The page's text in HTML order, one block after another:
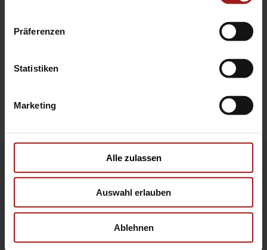
Präferenzen
Statistiken
Marketing
Alle zulassen
Auswahl erlauben
Ablehnen
Garantie
Die Produktbeschreibungen und Abbildungen enthalten
teilweise auch Sonderausstattungen, die nicht zum
entspricht dem Stand bei Veröffentlichung. Wir behalten
Die abgebildeten Farben geben den wirklichen Farbton nur
annähernd wieder. Gezeigte Sonderausstattungen gegen